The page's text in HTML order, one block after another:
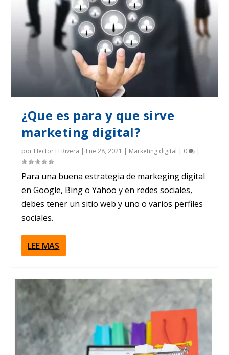
¿Que es para y que sirve
marketing digital?
por Hector H Rivera | Ene 28, 2021 | Marketing digital | 0 |
Para una buena estrategia de markeging digital
en Google, Bing o Yahoo y en redes sociales,
debes tener un sitio web y uno o varios perfiles
sociales.
LEE MAS